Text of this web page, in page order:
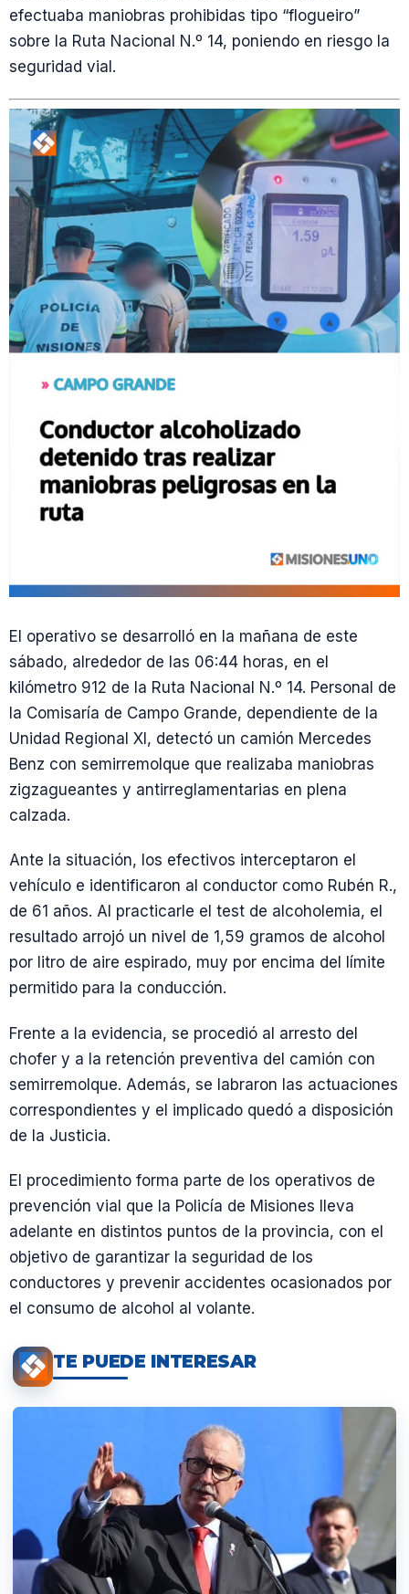
efectuaba maniobras prohibidas tipo “flogueiro”
sobre la Ruta Nacional N.º 14, poniendo en riesgo la
seguridad vial.
El operativo se desarrolló en la mañana de este
sábado, alrededor de las 06:44 horas, en el
kilómetro 912 de la Ruta Nacional N.º 14. Personal de
la Comisaría de Campo Grande, dependiente de la
Unidad Regional XI, detectó un camión Mercedes
Benz con semirremolque que realizaba maniobras
zigzagueantes y antirreglamentarias en plena
calzada.
Ante la situación, los efectivos interceptaron el
vehículo e identificaron al conductor como Rubén R.,
de 61 años. Al practicarle el test de alcoholemia, el
resultado arrojó un nivel de 1,59 gramos de alcohol
por litro de aire espirado, muy por encima del límite
permitido para la conducción.
Frente a la evidencia, se procedió al arresto del
chofer y a la retención preventiva del camión con
semirremolque. Además, se labraron las actuaciones
correspondientes y el implicado quedó a disposición
de la Justicia.
El procedimiento forma parte de los operativos de
prevención vial que la Policía de Misiones lleva
adelante en distintos puntos de la provincia, con el
objetivo de garantizar la seguridad de los
conductores y prevenir accidentes ocasionados por
el consumo de alcohol al volante.
TE PUEDE INTERESAR